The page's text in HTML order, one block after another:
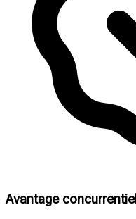
Avantage concurrentiel